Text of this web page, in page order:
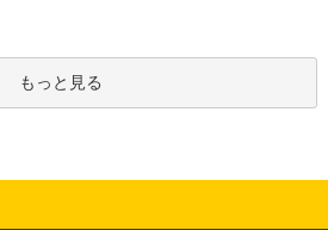
もっと見る